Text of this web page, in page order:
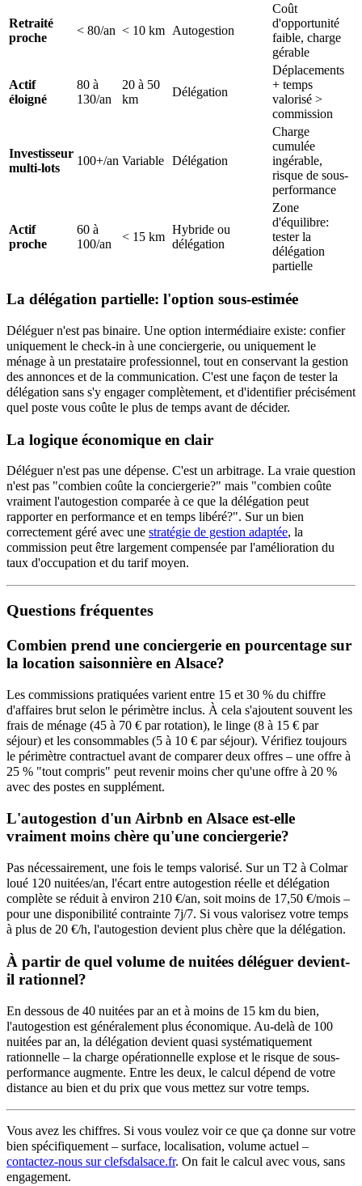
Retraité
proche
< 80/an < 10 km Autogestion
Coût
d'opportunité
faible, charge
gérable
Actif
éloigné
80 à
130/an
20 à 50
km
Délégation
Déplacements
+ temps
valorisé >
commission
Investisseur
multi-lots
100+/an Variable Délégation
Charge
cumulée
ingérable,
risque de sous-
performance
Actif
proche
60 à
100/an
< 15 km
Hybride ou
délégation
Zone
d'équilibre:
tester la
délégation
partielle
La délégation partielle: l'option sous-estimée
Déléguer n'est pas binaire. Une option intermédiaire existe: confier
uniquement le check-in à une conciergerie, ou uniquement le
ménage à un prestataire professionnel, tout en conservant la gestion
des annonces et de la communication. C'est une façon de tester la
délégation sans s'y engager complètement, et d'identifier précisément
quel poste vous coûte le plus de temps avant de décider.
La logique économique en clair
Déléguer n'est pas une dépense. C'est un arbitrage. La vraie question
n'est pas "combien coûte la conciergerie?" mais "combien coûte
vraiment l'autogestion comparée à ce que la délégation peut
rapporter en performance et en temps libéré?". Sur un bien
correctement géré avec une stratégie de gestion adaptée, la
commission peut être largement compensée par l'amélioration du
taux d'occupation et du tarif moyen.
Questions fréquentes
Combien prend une conciergerie en pourcentage sur
la location saisonnière en Alsace?
Les commissions pratiquées varient entre 15 et 30 % du chiffre
d'affaires brut selon le périmètre inclus. À cela s'ajoutent souvent les
frais de ménage (45 à 70 € par rotation), le linge (8 à 15 € par
séjour) et les consommables (5 à 10 € par séjour). Vérifiez toujours
le périmètre contractuel avant de comparer deux offres – une offre à
25 % "tout compris" peut revenir moins cher qu'une offre à 20 %
avec des postes en supplément.
L'autogestion d'un Airbnb en Alsace est-elle
vraiment moins chère qu'une conciergerie?
Pas nécessairement, une fois le temps valorisé. Sur un T2 à Colmar
loué 120 nuitées/an, l'écart entre autogestion réelle et délégation
complète se réduit à environ 210 €/an, soit moins de 17,50 €/mois –
pour une disponibilité contrainte 7j/7. Si vous valorisez votre temps
à plus de 20 €/h, l'autogestion devient plus chère que la délégation.
À partir de quel volume de nuitées déléguer devient-
il rationnel?
En dessous de 40 nuitées par an et à moins de 15 km du bien,
l'autogestion est généralement plus économique. Au-delà de 100
nuitées par an, la délégation devient quasi systématiquement
rationnelle – la charge opérationnelle explose et le risque de sous-
performance augmente. Entre les deux, le calcul dépend de votre
distance au bien et du prix que vous mettez sur votre temps.
Vous avez les chiffres. Si vous voulez voir ce que ça donne sur votre
bien spécifiquement – surface, localisation, volume actuel –
contactez-nous sur clefsdalsace.fr. On fait le calcul avec vous, sans
engagement.